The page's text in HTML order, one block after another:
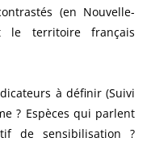
(en Nouvelle-
le territoire français
à définir (Suivi
? Espèces qui parlent
de sensibilisation ?